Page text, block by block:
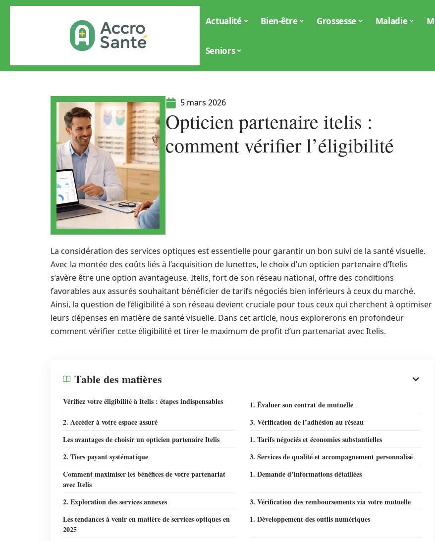
Actualité Bien-être Grossesse Maladie
Seniors
5 mars 2026
Opticien partenaire itelis :
comment vérifier l’éligibilité
La considération des services optiques est essentielle pour garantir un bon suivi de la santé visuelle.
Avec la montée des coûts liés à l’acquisition de lunettes, le choix d’un opticien partenaire d’Itelis
s’avère être une option avantageuse. Itelis, fort de son réseau national, offre des conditions
favorables aux assurés souhaitant bénéficier de tarifs négociés bien inférieurs à ceux du marché.
Ainsi, la question de l’éligibilité à son réseau devient cruciale pour tous ceux qui cherchent à optimiser
leurs dépenses en matière de santé visuelle. Dans cet article, nous explorerons en profondeur
comment vérifier cette éligibilité et tirer le maximum de profit d’un partenariat avec Itelis.
Table des matières
Vérifiez votre éligibilité à Itelis : étapes indispensables
1. Évaluer son contrat de mutuelle
2. Accéder à votre espace assuré
3. Vérification de l’adhésion au réseau
Les avantages de choisir un opticien partenaire Itelis
1. Tarifs négociés et économies substantielles
2. Tiers payant systématique
3. Services de qualité et accompagnement personnalisé
Comment maximiser les bénéfices de votre partenariat
avec Itelis
1. Demande d’informations détaillées
2. Exploration des services annexes
3. Vérification des remboursements via votre mutuelle
Les tendances à venir en matière de services optiques en
2025
1. Développement des outils numériques